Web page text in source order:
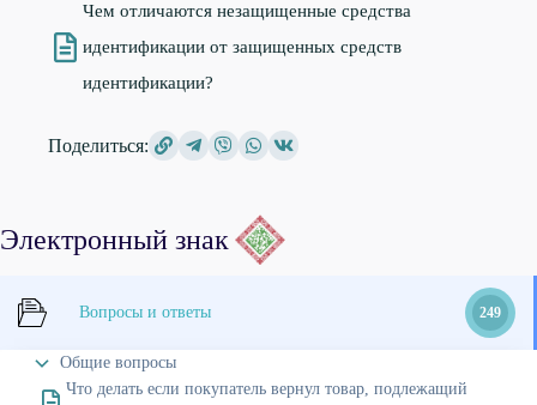
Чем отличаются незащищенные средства
идентификации от защищенных средств
идентификации?
Поделиться:
Электронный знак
Вопросы и ответы 249
Общие вопросы
Что делать если покупатель вернул товар, подлежащий